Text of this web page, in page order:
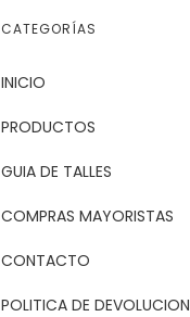
CATEGORÍAS
INICIO
PRODUCTOS
GUIA DE TALLES
COMPRAS MAYORISTAS
CONTACTO
POLITICA DE DEVOLUCION